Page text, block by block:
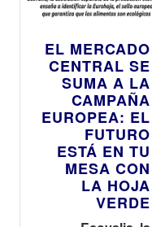
EL MERCADO
CENTRAL SE
SUMA A LA
CAMPAÑA
EUROPEA: EL
FUTURO
ESTÁ EN TU
MESA CON
LA HOJA
VERDE